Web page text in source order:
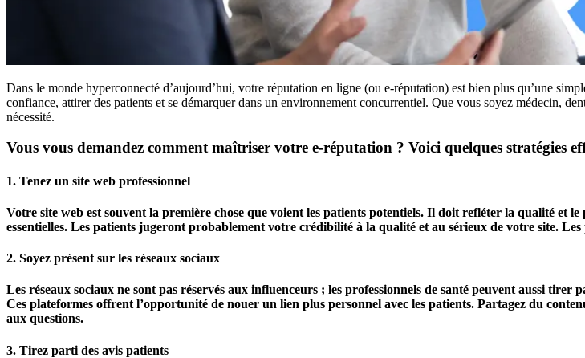
Dans le monde hyperconnecté d’aujourd’hui, votre réputation en ligne (ou e-réputation) est bien plus qu’une
confiance, attirer des patients et se démarquer dans un environnement concurrentiel. Que vous soyez médecin,
nécessité.
Vous vous demandez comment maîtriser votre e-réputation ? Voici quelques stratégies
1. Tenez un site web professionnel
Votre site web est souvent la première chose que voient les patients potentiels. Il doit refléter la qualité et
essentielles. Les patients jugeront probablement votre crédibilité à la qualité et au sérieux de votre site.
2. Soyez présent sur les réseaux sociaux
Les réseaux sociaux ne sont pas réservés aux influenceurs ; les professionnels de santé peuvent aussi
Ces plateformes offrent l’opportunité de nouer un lien plus personnel avec les patients. Partagez du
aux questions.
3. Tirez parti des avis patients